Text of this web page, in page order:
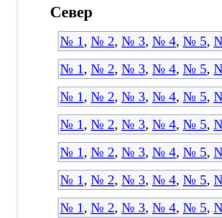
Север
№ 1, № 2, № 3, № 4, № 5,
№ 1, № 2, № 3, № 4, № 5,
№ 1, № 2, № 3, № 4, № 5,
№ 1, № 2, № 3, № 4, № 5,
№ 1, № 2, № 3, № 4, № 5,
№ 1, № 2, № 3, № 4, № 5,
№ 1, № 2, № 3, № 4, № 5,